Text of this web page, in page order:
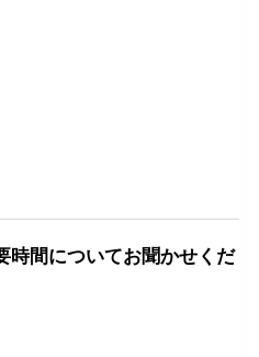
時間についてお聞かせくだ